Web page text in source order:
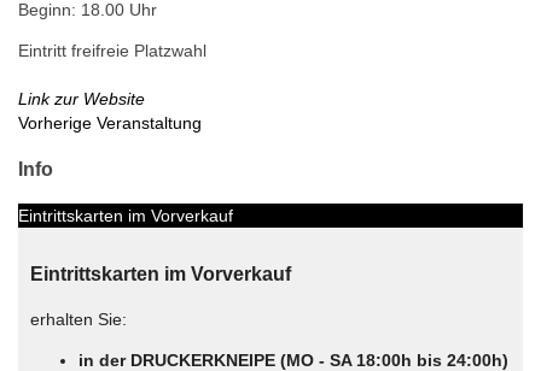
Beginn: 18.00 Uhr
Eintritt freifreie Platzwahl
Link zur Website
Vorherige Veranstaltung
Info
Eintrittskarten im Vorverkauf
Eintrittskarten im Vorverkauf
erhalten Sie:
in der DRUCKERKNEIPE (MO - SA 18:00h bis 24:00h)